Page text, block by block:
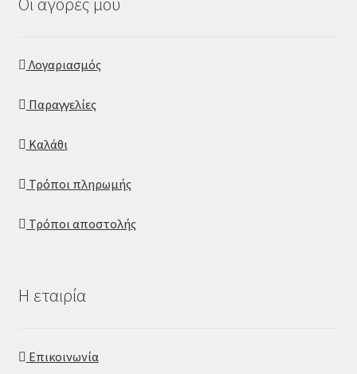
Λογαριασμός
Παραγγελίες
Καλάθι
Τρόποι πληρωμής
Τρόποι αποστολής
Η εταιρία
Επικοινωνία